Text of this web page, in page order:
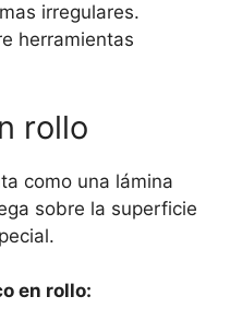
irregulares.
herramientas
rollo
como una lámina
sobre la superficie
en rollo: